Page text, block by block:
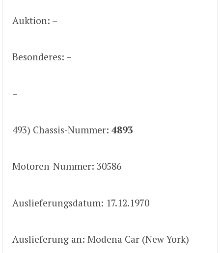
Auktion: –
Besonderes: –
–
493) Chassis-Nummer: 4893
Motoren-Nummer: 30586
Auslieferungsdatum: 17.12.1970
Auslieferung an: Modena Car (New York)